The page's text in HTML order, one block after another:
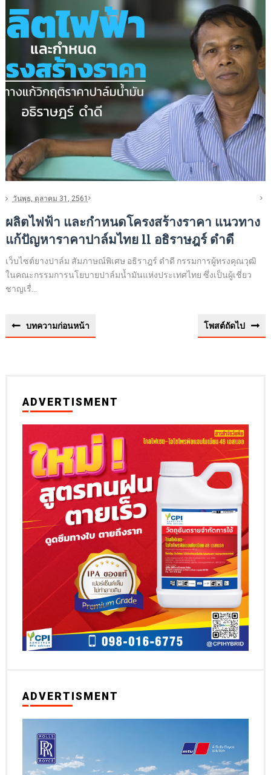
วันพุธ, ตุลาคม 31, 2561
ผลิตไฟฟ้า และกำหนดโครงสร้างราคา แนวทาง
แก้ปัญหาราคาปาล์มไทย ll อธิราษฎร์ ดำดี
เว็บไซต์ยางปาล์ม สัมภาษณ์พิเศษ อธิราฎร์ ดำดี กรรมการผู้ทรงคุณวุฒิ
ในคณะกรรมการนโยบายปาล์มน้ำมันแห่งประเทศไทย ซึ่งเป็นผู้เชี่ยว
ชาญเรื่...
บทความก่อนหน้า โพสต์ถัดไป
ADVERTISMENT
ADVERTISMENT